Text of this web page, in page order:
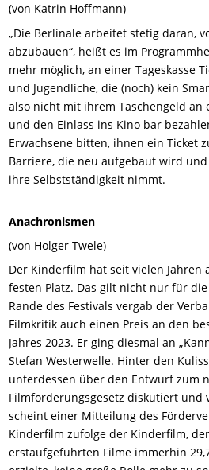
(von Katrin Hoffmann)
„Die Berlinale arbeitet stetig daran,
abzubauen“, heißt es im
mehr möglich, an einer Tageskasse
und Jugendliche, die (noch) kein
also nicht mit ihrem Taschengeld an
und den Einlass ins Kino bar
Erwachsene bitten, ihnen ein Ticket
Barriere, die neu aufgebaut wird
ihre Selbstständigkeit nimmt.
Anachronismen
(von Holger Twele)
Der Kinderfilm hat seit vielen Jahren
festen Platz. Das gilt nicht nur für
Rande des Festivals vergab der
Filmkritik auch einen Preis an den
Jahres 2023. Er ging diesmal an
Stefan Westerwelle. Hinter den
unterdessen über den Entwurf zum
Filmförderungsgesetz diskutiert und
scheint einer Mitteilung des
Kinderfilm zufolge der Kinderfilm,
erstaufgeführten Filme immerhin